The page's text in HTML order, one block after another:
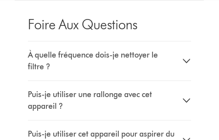
Foire Aux Questions
À quelle fréquence dois-je nettoyer le
filtre ?
Puis-je utiliser une rallonge avec cet
appareil ?
Puis-je utiliser cet appareil pour aspirer du